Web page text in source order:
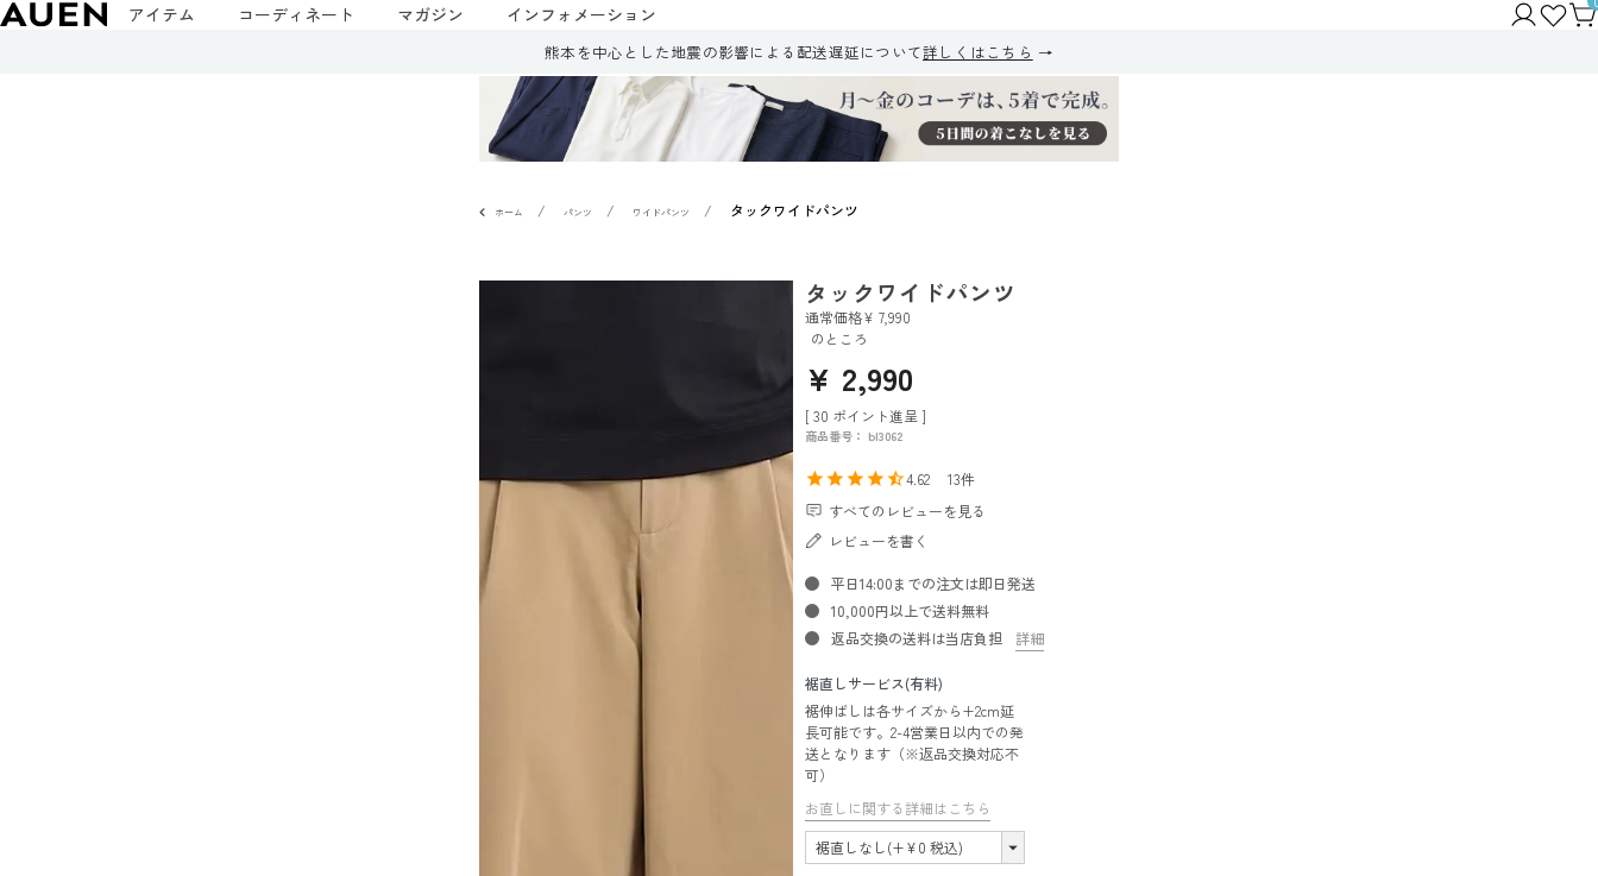
アイテム コーディネート マガジン インフォメーション
熊本を中心とした地震の影響による配送遅延について詳しくはこちら
ホーム パンツ ワイドパンツ タックワイドパンツ
タックワイドパンツ
通常価格¥ 7,990
のところ
¥ 2,990
[ 30 ポイント進呈 ]
商品番号 bl3062
4.62
13
すべてのレビューを見る
レビューを書く
平日14:00までの注文は即日発送
10,000円以上で送料無料
返品交換の送料は当店負担
詳細
裾直しサービス(有料)
裾伸ばしは各サイズから+2cm延
長可能です。2-4営業日以内での発
送となります（※返品交換対応不
可）
お直しに関する詳細はこちら